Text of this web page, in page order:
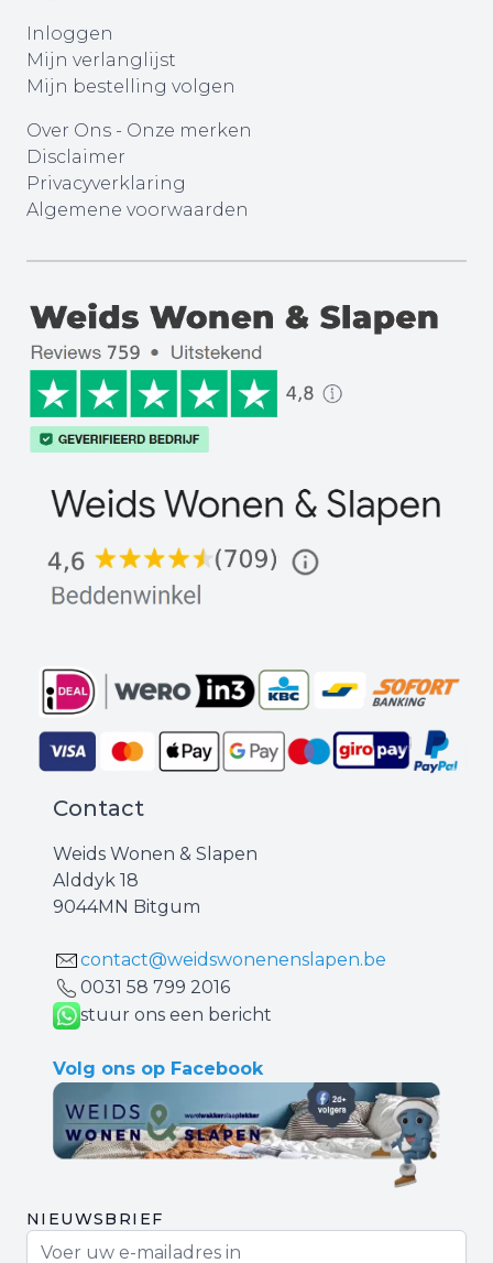
Inloggen
Mijn verlanglijst
Mijn bestelling volgen
Over Ons - Onze merken
Disclaimer
Privacyverklaring
Algemene voorwaarden
Contact
Weids Wonen & Slapen
Alddyk 18
9044MN Bitgum
contact@weidswonenenslapen.be
0031 ‪58 799 2016‬
stuur ons een bericht
Volg ons op Facebook
NIEUWSBRIEF